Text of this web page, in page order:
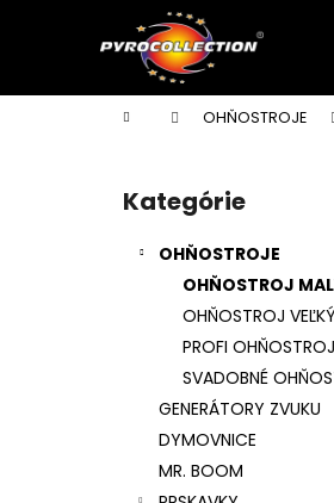
Domov OHŇOSTROJE
Preskočiť
kategórie
Kategórie
OHŇOSTROJE
OHŇOSTROJ
OHŇOSTROJ
PROFI
SVADOBNÉ
GENERÁTORY ZVUKU
DYMOVNICE
MR. BOOM
í
Späť
do
Späť
do